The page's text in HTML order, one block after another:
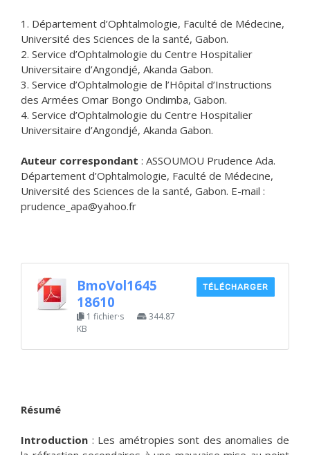
1. Département d’Ophtalmologie, Faculté de Médecine,
Université des Sciences de la santé, Gabon.
2. Service d’Ophtalmologie du Centre Hospitalier
Universitaire d’Angondjé, Akanda Gabon.
3. Service d’Ophtalmologie de l’Hôpital d’Instructions
des Armées Omar Bongo Ondimba, Gabon.
4. Service d’Ophtalmologie du Centre Hospitalier
Universitaire d’Angondjé, Akanda Gabon.
Auteur correspondant : ASSOUMOU Prudence Ada.
Département d’Ophtalmologie, Faculté de Médecine,
Université des Sciences de la santé, Gabon. E-mail :
prudence_apa@yahoo.fr
BmoVol1645
18610
1 fichier·s
344.87
KB
TÉLÉCHARGER
Résumé
Introduction : Les amétropies sont des anomalies de